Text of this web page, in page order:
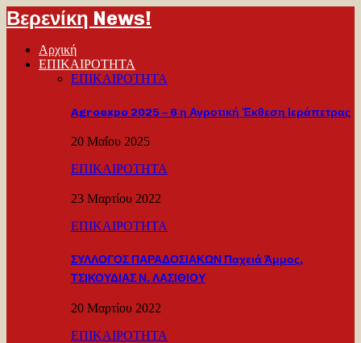
Βερενίκη News!
Αρχική
ΕΠΙΚΑΙΡΟΤΗΤΑ
ΕΠΙΚΑΙΡΟΤΗΤΑ
Agroexpo 2025 – 6 η Αγροτική Έκθεση Ιεράπετρας
20 Μαΐου 2025
ΕΠΙΚΑΙΡΟΤΗΤΑ
23 Μαρτίου 2022
ΕΠΙΚΑΙΡΟΤΗΤΑ
ΣΥΛΛΟΓΟΣ ΠΑΡΑΔΟΣΙΑΚΩΝ Παχειά Άμμος,
ΤΣΙΚΟΥΔΙΑΣ Ν. ΛΑΣΙΘΙΟΥ
20 Μαρτίου 2022
ΕΠΙΚΑΙΡΟΤΗΤΑ